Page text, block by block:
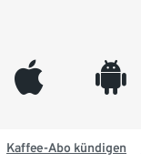
appleinc android
Kaffee-Abo kündigen